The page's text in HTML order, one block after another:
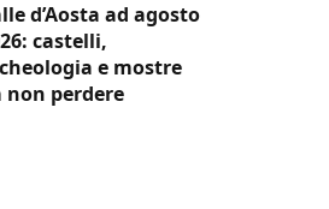
d’Aosta ad agosto
castelli,
e mostre
non perdere